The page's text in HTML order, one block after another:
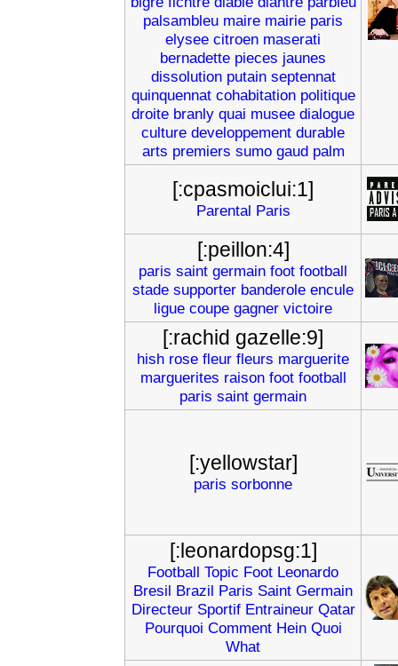
palsambleu maire mairie paris
elysee citroen maserati
bernadette pieces jaunes
dissolution putain septennat
quinquennat cohabitation politique
droite branly quai musee dialogue
culture developpement durable
arts premiers sumo gaud palm
[:cpasmoiclui:1]
Parental Paris
[:peillon:4]
paris saint germain foot football
stade supporter banderole encule
ligue coupe gagner victoire
[:rachid gazelle:9]
hish rose fleur fleurs marguerite
marguerites raison foot football
paris saint germain
[:yellowstar]
paris sorbonne
[:leonardopsg:1]
Football Topic Foot Leonardo
Bresil Brazil Paris Saint Germain
Directeur Sportif Entraineur Qatar
Pourquoi Comment Hein Quoi
What